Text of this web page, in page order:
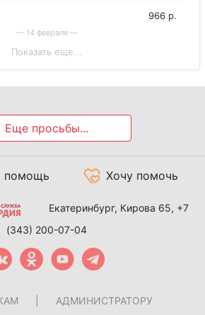
966 р.
— 14 февраля —
Показать еще...
Еще просьбы...
помощь Хочу помочь
Екатеринбург, Кирова 65, +7
(343) 200-07-04
АДМИНИСТРАТОРУ